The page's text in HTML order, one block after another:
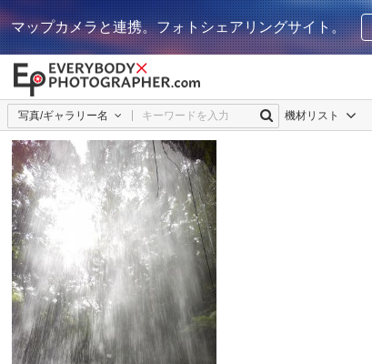
マップカメラと連携。フォトシェアリングサイト。
写真/ギャラリー名 機材リスト